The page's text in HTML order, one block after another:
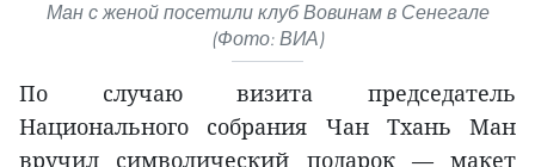
Ман с женой посетили клуб Вовинам в Сенегале
(Фото: ВИА)
По случаю визита председатель
Национального собрания Чан Тхань Ман
вручил символический подарок — макет